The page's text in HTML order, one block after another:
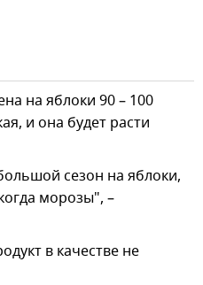
на яблоки 90 – 100
и она будет расти
сезон на яблоки,
морозы", –
в качестве не